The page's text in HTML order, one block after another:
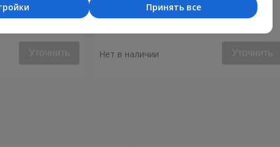
розы
Уточнить
Букет из 101 кремовой розы
Нет в наличии Уточнить
Принять все